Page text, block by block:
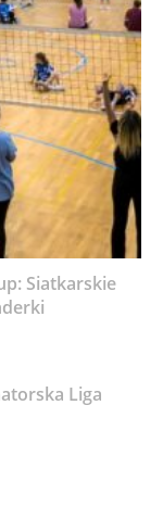
Siatkarskie
Liga